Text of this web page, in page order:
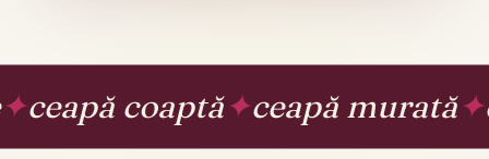
coaptă✦ceapă murată✦